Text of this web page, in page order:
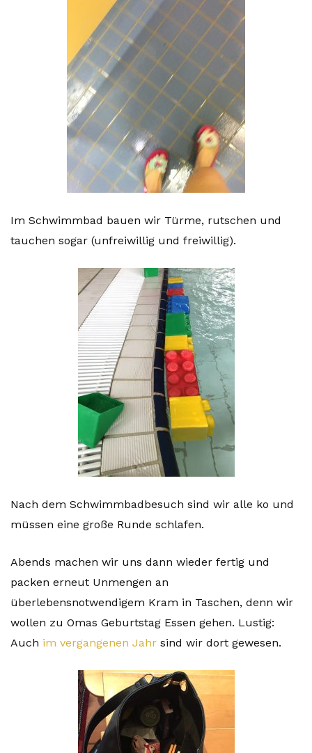
Im Schwimmbad bauen wir Türme, rutschen und
tauchen sogar (unfreiwillig und freiwillig).
Nach dem Schwimmbadbesuch sind wir alle ko und
müssen eine große Runde schlafen.
Abends machen wir uns dann wieder fertig und
packen erneut Unmengen an
überlebensnotwendigem Kram in Taschen, denn wir
wollen zu Omas Geburtstag Essen gehen. Lustig:
Auch im vergangenen Jahr sind wir dort gewesen.